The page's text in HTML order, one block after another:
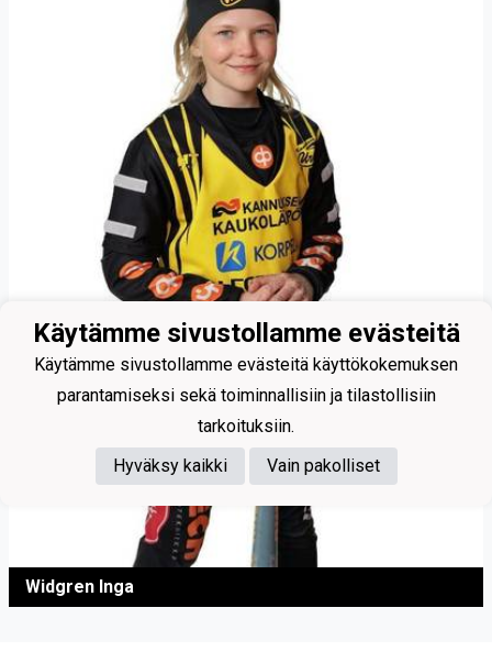
Widgren Inga
Käytämme sivustollamme evästeitä
Käytämme sivustollamme evästeitä käyttökokemuksen
parantamiseksi sekä toiminnallisiin ja tilastollisiin
tarkoituksiin.
Hyväksy kaikki
Vain pakolliset